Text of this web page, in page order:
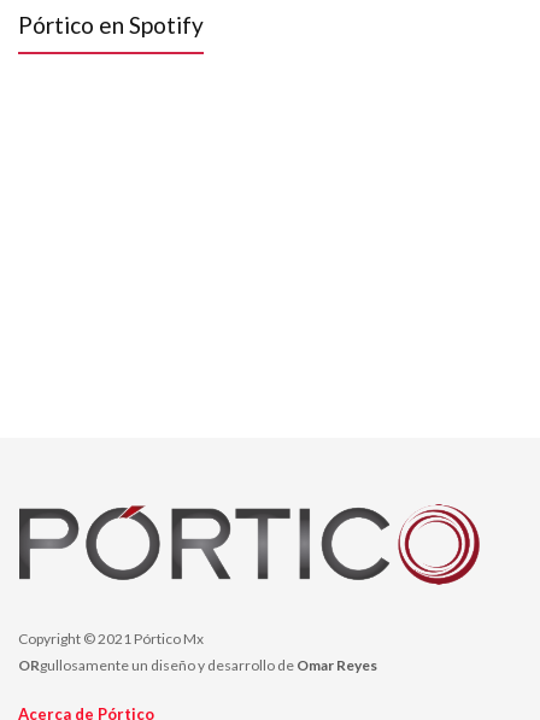
Pórtico en Spotify
Copyright © 2021 Pórtico Mx
ORgullosamente un diseño y desarrollo de Omar Reyes
Acerca de Pórtico